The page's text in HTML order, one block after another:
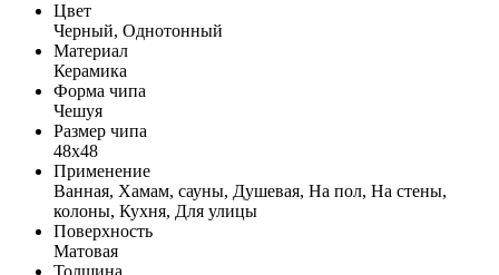
Цвет
Черный, Однотонный
Материал
Керамика
Форма чипа
Чешуя
Размер чипа
48х48
Применение
Ванная, Хамам, сауны, Душевая, На пол, На стены,
колоны, Кухня, Для улицы
Поверхность
Матовая